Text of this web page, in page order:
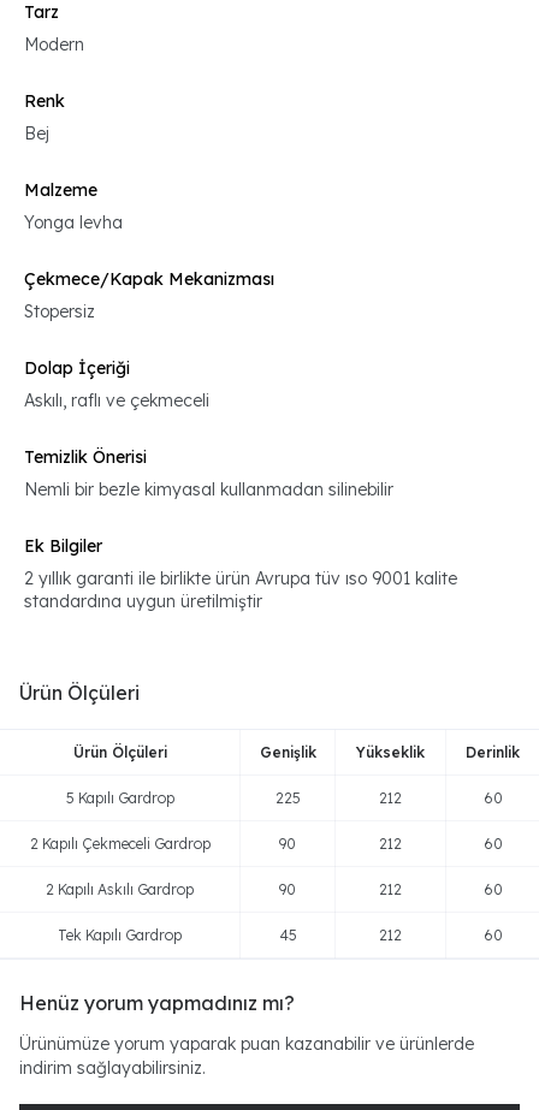
Tarz
Modern
Renk
Bej
Malzeme
Yonga levha
Çekmece/Kapak Mekanizması
Stopersiz
Dolap İçeriği
Askılı, raflı ve çekmeceli
Temizlik Önerisi
Nemli bir bezle kimyasal kullanmadan silinebilir
Ek Bilgiler
2 yıllık garanti ile birlikte ürün Avrupa tüv ıso 9001 kalite
standardına uygun üretilmiştir
Ürün Ölçüleri
Ürün Ölçüleri Genişlik Yükseklik Derinlik
5 Kapılı Gardrop 225 212 60
2 Kapılı Çekmeceli Gardrop 90 212 60
2 Kapılı Askılı Gardrop 90 212 60
Tek Kapılı Gardrop 45 212 60
Henüz yorum yapmadınız mı?
Ürünümüze yorum yaparak puan kazanabilir ve ürünlerde
indirim sağlayabilirsiniz.